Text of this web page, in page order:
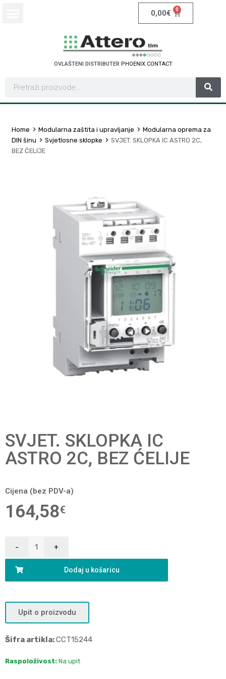
0,00€ 0
OVLAŠTENI DISTRIBUTER PHOENIX CONTACT
Home Modularna zaštita i upravljanje
Modularna oprema za
DIN šinu
Svjetlosne sklopke
SVJET. SKLOPKA IC ASTRO 2C,
BEZ ĆELIJE
SVJET. SKLOPKA IC
ASTRO 2C, BEZ ĆELIJE
Cijena (bez PDV-a)
164,58€
Dodaj u košaricu
Upit o proizvodu
Šifra artikla:CCT15244
Raspoloživost: Na upit